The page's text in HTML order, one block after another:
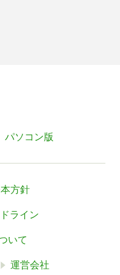
パソコン版
方針
ライン
いて
運営会社